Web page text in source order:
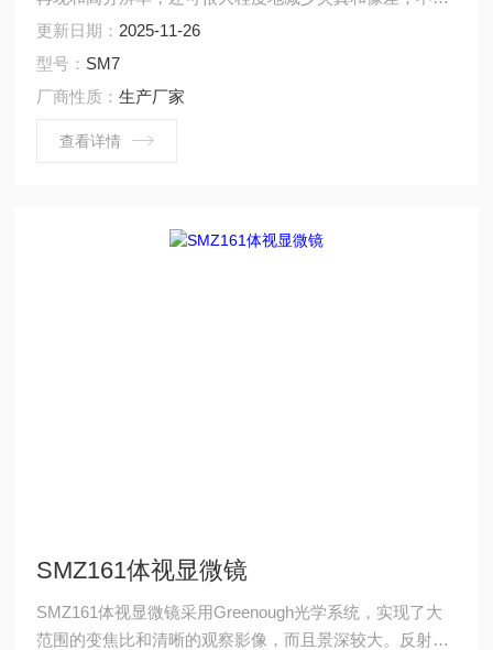
样品都能呈现清晰的图像和色彩还原。
更新日期： 2025-11-26
型号： SM7
厂商性质：生产厂家
查看详情
SMZ161体视显微镜
SMZ161体视显微镜采用Greenough光学系统，实现了大
范围的变焦比和清晰的观察影像，而且景深较大。反射式